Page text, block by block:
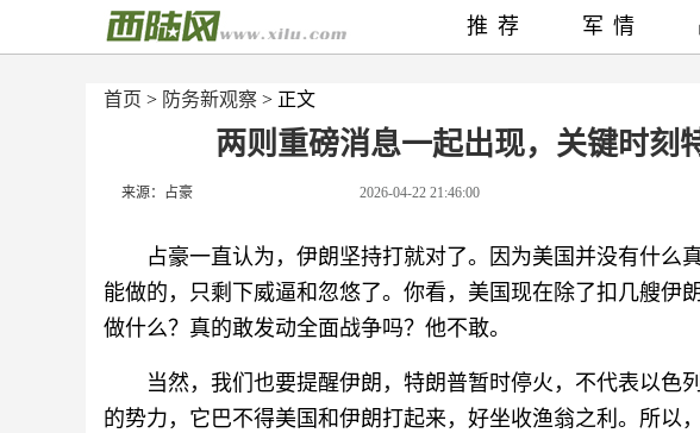
首页 > 防务新观察 > 正文
两则重磅消息一起出现，关键时刻
来源：占豪 2026-04-22 21:46:00
占豪一直认为，伊朗坚持打就对了。因为美国并没有什么
能做的，只剩下威逼和忽悠了。你看，美国现在除了扣几艘伊
做什么？真的敢发动全面战争吗？他不敢。
当然，我们也要提醒伊朗，特朗普暂时停火，不代表以色
的势力，它巴不得美国和伊朗打起来，好坐收渔翁之利。所以
推荐 军情